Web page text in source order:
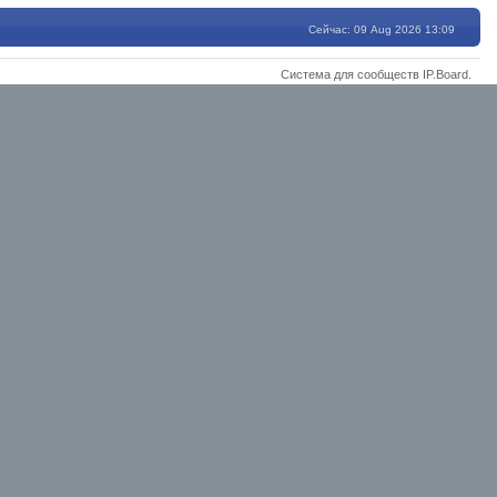
Сейчас: 09 Aug 2026 13:09
Система для сообществ IP.Board